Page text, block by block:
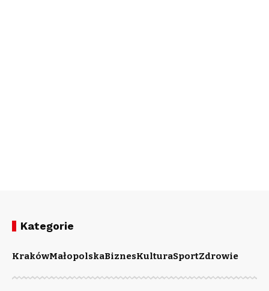
Kategorie
KrakówMałopolskaBiznesKulturaSportZdrowie